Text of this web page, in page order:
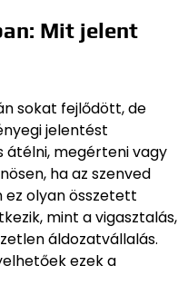
Mit jelent
sokat fejlődött, de
jelentést
átélni, megérteni vagy
ha az szenved
ez olyan összetett
mint a vigasztalás,
áldozatvállalás.
ezek a